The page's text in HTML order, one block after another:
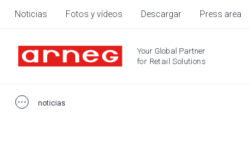
Noticias Fotos y vídeos Descargar Press area
Your Global Partner
for Retail Solutions
noticias